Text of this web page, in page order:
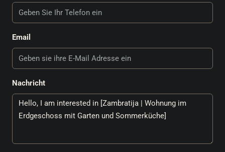
Email
Nachricht